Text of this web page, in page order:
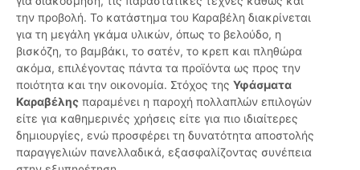
την προβολή. Το κατάστημα του Καραβέλη διακρίνεται
για τη μεγάλη γκάμα υλικών, όπως το βελούδο, η
βισκόζη, το βαμβάκι, το σατέν, το κρεπ και πληθώρα
ακόμα, επιλέγοντας πάντα τα προϊόντα ως προς την
ποιότητα και την οικονομία. Στόχος της Υφάσματα
Καραβέλης παραμένει η παροχή πολλαπλών επιλογών
είτε για καθημερινές χρήσεις είτε για πιο ιδιαίτερες
δημιουργίες, ενώ προσφέρει τη δυνατότητα αποστολής
παραγγελιών πανελλαδικά, εξασφαλίζοντας συνέπεια